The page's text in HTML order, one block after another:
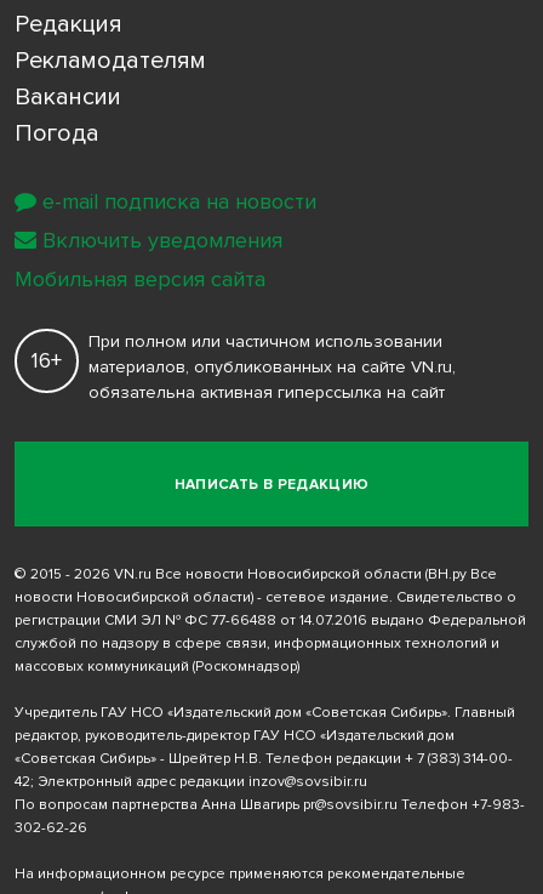
Редакция
Рекламодателям
Вакансии
Погода
НАПИСАТЬ В РЕДАКЦИЮ
16+
При полном или частичном использовании
материалов, опубликованных на сайте VN.ru,
обязательна активная гиперссылка на сайт
© 2015 - 2026 VN.ru Все новости Новосибирской области (ВН.ру Все
новости Новосибирской области) - сетевое издание. Свидетельство о
регистрации СМИ ЭЛ № ФС 77-66488 от 14.07.2016 выдано Федеральной
службой по надзору в сфере связи, информационных технологий и
массовых коммуникаций (Роскомнадзор)
Учредитель ГАУ НСО «Издательский дом «Советская Сибирь». Главный
редактор, руководитель-директор ГАУ НСО «Издательский дом
«Советская Сибирь» - Шрейтер Н.В. Телефон редакции + 7 (383) 314-00-
42; Электронный адрес редакции inzov@sovsibir.ru
По вопросам партнерства Анна Швагирь pr@sovsibir.ru Телефон +7-983-
302-62-26
На информационном ресурсе применяются рекомендательные
e-mail подписка на новости
Включить уведомления
Мобильная версия сайта